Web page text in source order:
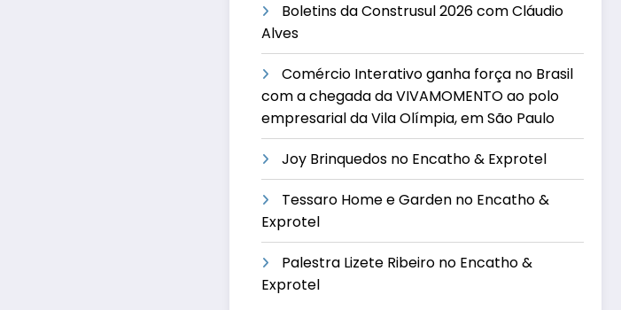
Boletins da Construsul 2026 com Cláudio
Alves
Comércio Interativo ganha força no Brasil
com a chegada da VIVAMOMENTO ao polo
empresarial da Vila Olímpia, em São Paulo
Joy Brinquedos no Encatho & Exprotel
Tessaro Home e Garden no Encatho &
Exprotel
Palestra Lizete Ribeiro no Encatho &
Exprotel